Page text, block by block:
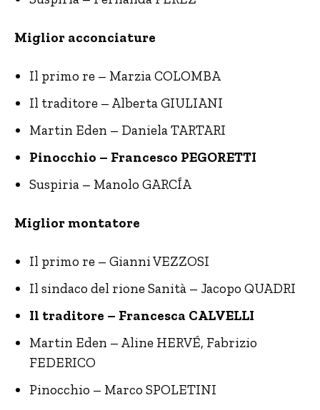
Miglior acconciature
Il primo re – Marzia COLOMBA
Il traditore – Alberta GIULIANI
Martin Eden – Daniela TARTARI
Pinocchio – Francesco PEGORETTI
Suspiria – Manolo GARCÍA
Miglior montatore
Il primo re – Gianni VEZZOSI
Il sindaco del rione Sanità – Jacopo QUADRI
Il traditore – Francesca CALVELLI
Martin Eden – Aline HERVÉ, Fabrizio
FEDERICO
Pinocchio – Marco SPOLETINI